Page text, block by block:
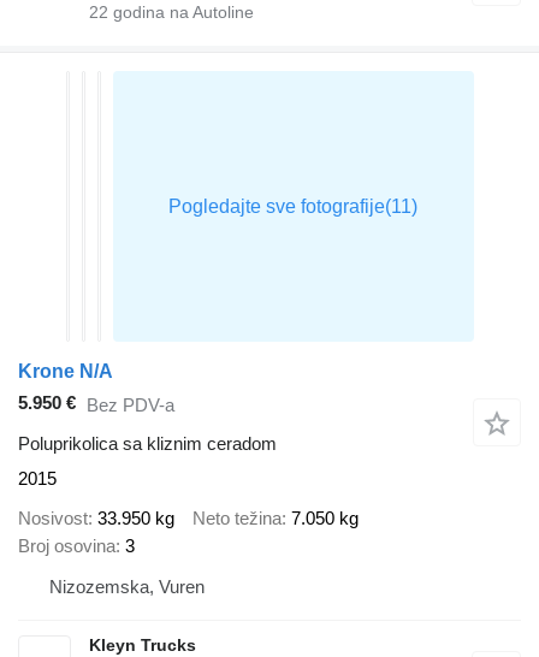
22 godina na Autoline
Krone N/A
5.950 € Bez PDV-a
Poluprikolica sa kliznim ceradom
2015
Nosivost 33.950 kg Neto težina 7.050 kg
Broj osovina 3
Nizozemska, Vuren
Kleyn Trucks